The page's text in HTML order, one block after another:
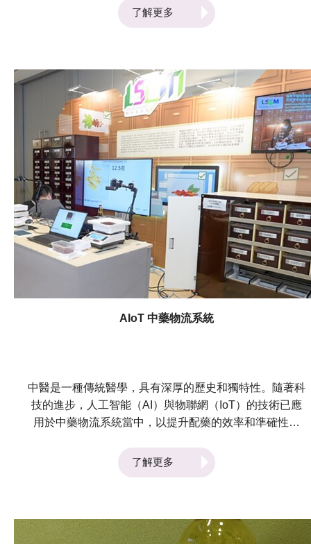
人工智能的先進設計，創造了高性價比、多功能和可重置
的互動培訓環境，支援以實證和發現為基礎的作業規劃和
訓系統，用於培訓主管和操作人員在停機坪把空運貨物從
貨機卸載的操作。該系統使用了沉浸式的虛擬實境系統重
新構建航空貨物裝載的場景，操作人員可使用各種用戶界
面，包括與實物同大的貨機門控制面板，操控虛擬裝貨系
統的運作。 另一個是為香港警察學院刑事偵輯訓練科設
立的虛擬實境訓練系統。該系統模擬了犯罪現場，有效地
通過查找不同的線索來進行培訓。
了解更多
AIoT 中藥物流系統
中醫是一種傳統醫學，具有深厚的歷史和獨特性。隨著科
技的進步，人工智能（AI）與物聯網（IoT）的技術已應
用於中藥物流系統當中，以提升配藥的效率和準確性。
工作，利用人工智能、物聯網及機械人等最新技術研發此
系統。其中，系統應用 AI 視覺分析技術，配合 pick-to-
中藥派送到醫院內指定的地點。 中藥物流系統的好處 在
了解更多